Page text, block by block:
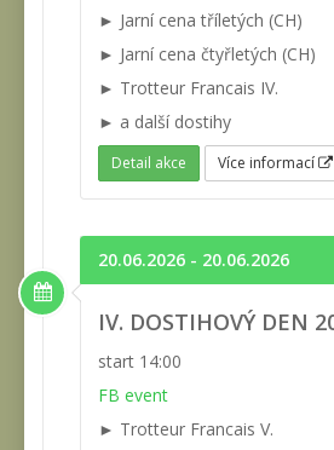
► Jarní cena tříletých (CH)
► Jarní cena čtyřletých (CH)
► Trotteur Francais IV.
► a další dostihy
Detail akce Více informací
20.06.2026 - 20.06.2026
IV. DOSTIHOVÝ DEN
start 14:00
FB event
► Trotteur Francais V.